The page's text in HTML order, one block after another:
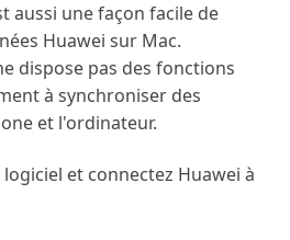
aussi une façon facile de
Huawei sur Mac.
dispose pas des fonctions
à synchroniser des
et l'ordinateur.
logiciel et connectez Huawei à